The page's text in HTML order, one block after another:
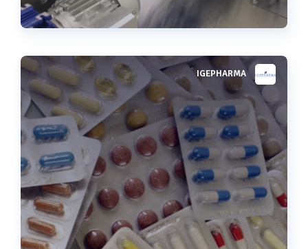
Voir plus IGEPHARMA